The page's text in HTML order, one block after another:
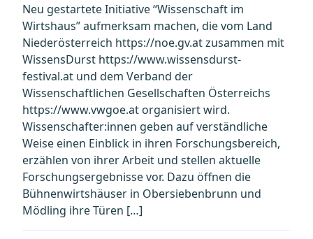
Neu gestartete Initiative “Wissenschaft im
Wirtshaus” aufmerksam machen, die vom Land
Niederösterreich https://noe.gv.at zusammen mit
WissensDurst https://www.wissensdurst-
festival.at und dem Verband der
Wissenschaftlichen Gesellschaften Österreichs
https://www.vwgoe.at organisiert wird.
Wissenschafter:innen geben auf verständliche
Weise einen Einblick in ihren Forschungsbereich,
erzählen von ihrer Arbeit und stellen aktuelle
Forschungsergebnisse vor. Dazu öffnen die
Bühnenwirtshäuser in Obersiebenbrunn und
Mödling ihre Türen […]